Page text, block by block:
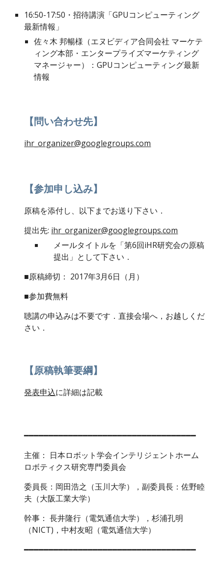
16:50-17:50・招待講演「GPUコンピューティング
最新情報」
佐々木 邦暢様（エヌビディア合同会社 マーケテ
ィング本部・エンタープライズマーケティング
マネージャー）：GPUコンピューティング最新
情報
【問い合わせ先】
ihr_organizer@googlegroups.com
【参加申し込み】
原稿を添付し、以下までお送り下さい．
提出先: ihr_organizer@googlegroups.com
メールタイトルを「第6回iHR研究会の原稿
提出」として下さい．
■原稿締切： 2017年3月6日（月）
■参加費無料
聴講の申込みは不要です．直接会場へ，お越しくだ
さい．
【原稿執筆要綱】
発表申込に詳細は記載
━━━━━━━━━━━━━━━━━━━━━━━━━━━━━━━━━━━
主催： 日本ロボット学会インテリジェントホーム
ロボティクス研究専門委員会
委員長：岡田浩之（玉川大学），副委員長：佐野睦
夫（大阪工業大学）
幹事： 長井隆行（電気通信大学），杉浦孔明
（NICT)，中村友昭（電気通信大学）
━━━━━━━━━━━━━━━━━━━━━━━━━━━━━━━━━━━